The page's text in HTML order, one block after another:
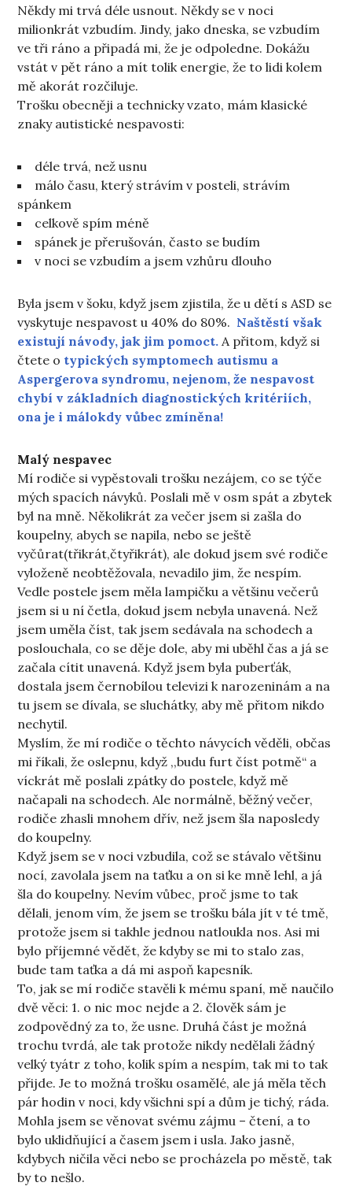
Někdy mi trvá déle usnout. Někdy se v noci
milionkrát vzbudím. Jindy, jako dneska, se vzbudím
ve tři ráno a připadá mi, že je odpoledne. Dokážu
vstát v pět ráno a mít tolik energie, že to lidi kolem
mě akorát rozčiluje.
Trošku obecněji a technicky vzato, mám klasické
znaky autistické nespavosti:
déle trvá, než usnu
málo času, který strávím v posteli, strávím
spánkem
celkově spím méně
spánek je přerušován, často se budím
v noci se vzbudím a jsem vzhůru dlouho
Byla jsem v šoku, když jsem zjistila, že u dětí s ASD se
vyskytuje nespavost u 40% do 80%. Naštěstí však
existují návody, jak jim pomoct. A přitom, když si
čtete o typických symptomech autismu a
Aspergerova syndromu, nejenom, že nespavost
chybí v základních diagnostických kritériích,
ona je i málokdy vůbec zmíněna!
Malý nespavec
Mí rodiče si vypěstovali trošku nezájem, co se týče
mých spacích návyků. Poslali mě v osm spát a zbytek
byl na mně. Několikrát za večer jsem si zašla do
koupelny, abych se napila, nebo se ještě
vyčůrat(třikrát,čtyřikrát), ale dokud jsem své rodiče
vyloženě neobtěžovala, nevadilo jim, že nespím.
Vedle postele jsem měla lampičku a většinu večerů
jsem si u ní četla, dokud jsem nebyla unavená. Než
jsem uměla číst, tak jsem sedávala na schodech a
poslouchala, co se děje dole, aby mi uběhl čas a já se
začala cítit unavená. Když jsem byla puberťák,
dostala jsem černobílou televizi k narozeninám a na
tu jsem se dívala, se sluchátky, aby mě přitom nikdo
nechytil.
Myslím, že mí rodiče o těchto návycích věděli, občas
mi říkali, že oslepnu, když ,,budu furt číst potmě“ a
víckrát mě poslali zpátky do postele, když mě
načapali na schodech. Ale normálně, běžný večer,
rodiče zhasli mnohem dřív, než jsem šla naposledy
do koupelny.
Když jsem se v noci vzbudila, což se stávalo většinu
nocí, zavolala jsem na taťku a on si ke mně lehl, a já
šla do koupelny. Nevím vůbec, proč jsme to tak
dělali, jenom vím, že jsem se trošku bála jít v té tmě,
protože jsem si takhle jednou natloukla nos. Asi mi
bylo příjemné vědět, že kdyby se mi to stalo zas,
bude tam taťka a dá mi aspoň kapesník.
To, jak se mí rodiče stavěli k mému spaní, mě naučilo
dvě věci: 1. o nic moc nejde a 2. člověk sám je
zodpovědný za to, že usne. Druhá část je možná
trochu tvrdá, ale tak protože nikdy nedělali žádný
velký tyátr z toho, kolik spím a nespím, tak mi to tak
přijde. Je to možná trošku osamělé, ale já měla těch
pár hodin v noci, kdy všichni spí a dům je tichý, ráda.
Mohla jsem se věnovat svému zájmu – čtení, a to
bylo uklidňující a časem jsem i usla. Jako jasně,
kdybych ničila věci nebo se procházela po městě, tak
by to nešlo.